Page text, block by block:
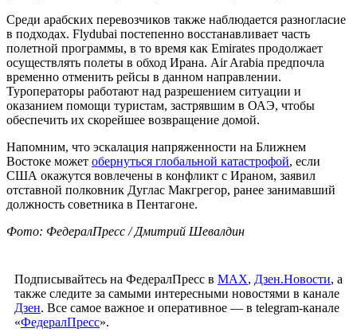
Среди арабских перевозчиков также наблюдается разногласие
в подходах. Flydubai постепенно восстанавливает часть
полетной программы, в то время как Emirates продолжает
осуществлять полеты в обход Ирана. Air Arabia предпочла
временно отменить рейсы в данном направлении.
Туроператоры работают над разрешением ситуации и
оказанием помощи туристам, застрявшим в ОАЭ, чтобы
обеспечить их скорейшее возвращение домой.
Напомним, что эскалация напряженности на Ближнем
Востоке может обернуться глобальной катастрофой, если
США окажутся вовлечены в конфликт с Ираном, заявил
отставной полковник Дуглас Макгрегор, ранее занимавший
должность советника в Пентагоне.
Фото: ФедералПресс / Дмитрий Шевалдин
Подписывайтесь на ФедералПресс в МАХ, Дзен.Новости, а
также следите за самыми интересными новостями в канале
Дзен. Все самое важное и оперативное — в telegram-канале
«ФедералПресс».